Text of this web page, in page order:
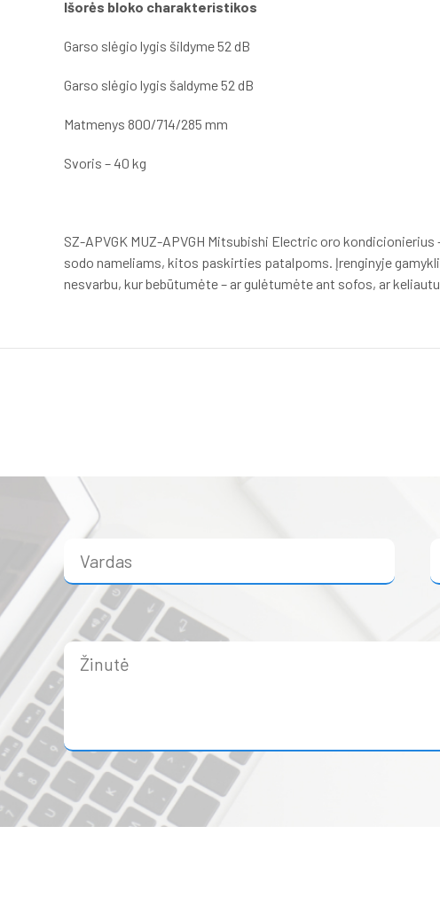
Išorės bloko charakteristikos
Garso slėgio lygis šildyme 52 dB
Garso slėgio lygis šaldyme 52 dB
Matmenys 800/714/285 mm
Svoris – 40 kg
SZ-APVGK MUZ-APVGH Mitsubishi Electric oro
sodo nameliams, kitos paskirties patalpoms. Įrenginyje
nesvarbu, kur bebūtumėte – ar gulėtumėte ant sofos, ar